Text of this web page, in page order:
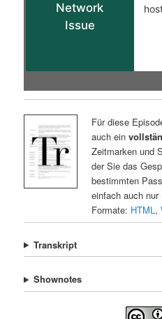
Für diese
auch ein
Zeitmarken und
der Sie das
bestimmten
einfach auch nur
Formate: HTML,
Transkript
Shownotes